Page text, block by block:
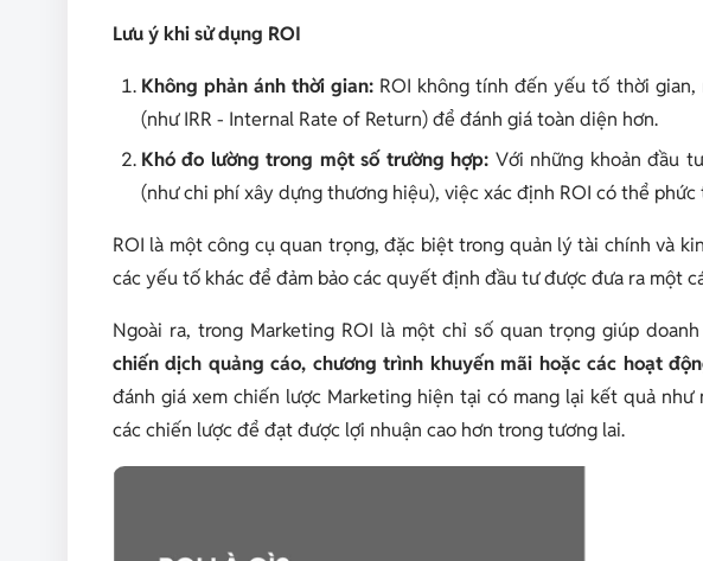
Lưu ý khi sử dụng ROI
Không phản ánh thời gian: ROI không tính đến yếu tố thời
(như IRR - Internal Rate of Return) để đánh giá toàn diện hơn.
Khó đo lường trong một số trường hợp: Với những khoản đầu
(như chi phí xây dựng thương hiệu), việc xác định ROI có thể phức
ROI là một công cụ quan trọng, đặc biệt trong quản lý tài chính và
các yếu tố khác để đảm bảo các quyết định đầu tư được đưa ra một
Ngoài ra, trong Marketing ROI là một chỉ số quan trọng giúp
chiến dịch quảng cáo, chương trình khuyến mãi hoặc các hoạt
đánh giá xem chiến lược Marketing hiện tại có mang lại kết quả
các chiến lược để đạt được lợi nhuận cao hơn trong tương lai.